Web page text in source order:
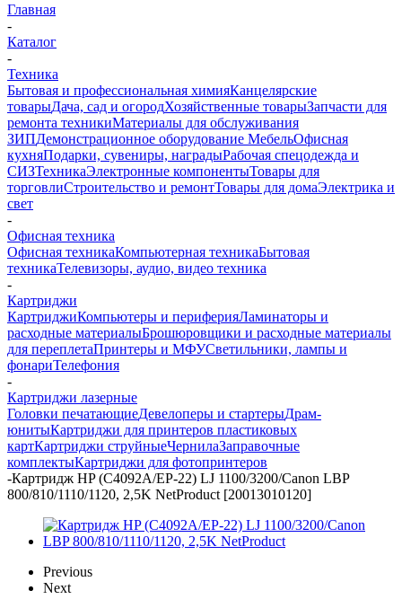
Главная
-
Каталог
-
Техника
Бытовая и профессиональная химияКанцелярские
товарыДача, сад и огородХозяйственные товарыЗапчасти для
ремонта техникиМатериалы для обслуживания
ЗИПДемонстрационное оборудование МебельОфисная
кухняПодарки, сувениры, наградыРабочая спецодежда и
СИЗТехникаЭлектронные компонентыТовары для
торговлиСтроительство и ремонтТовары для домаЭлектрика и
свет
-
Офисная техника
Офисная техникаКомпьютерная техникаБытовая
техникаТелевизоры, аудио, видео техника
-
Картриджи
КартриджиКомпьютеры и периферияЛаминаторы и
расходные материалыБрошюровщики и расходные материалы
для переплетаПринтеры и МФУСветильники, лампы и
фонариТелефония
-
Картриджи лазерные
Головки печатающиеДевелоперы и стартерыДрам-
юнитыКартриджи для принтеров пластиковых
картКартриджи струйныеЧернилаЗаправочные
комплектыКартриджи для фотопринтеров
-Картридж HP (C4092A/EP-22) LJ 1100/3200/Canon LBP
800/810/1110/1120, 2,5K NetProduct [20013010120]
Previous
Next